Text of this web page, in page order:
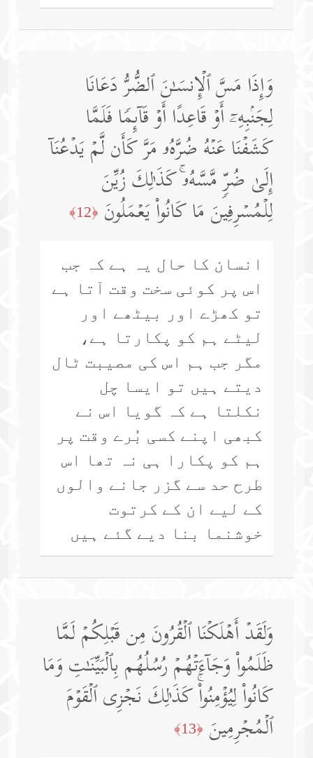
وَإِذَا مَسَّ ٱلۡإِنسَـٰنَ ٱلضُّرُّ دَعَانَا
لِجَنۢبِهِۦۤ أَوۡ قَاعِدًا أَوۡ قَاۤىِٕمࣰا فَلَمَّا
كَشَفۡنَا عَنۡهُ ضُرَّهُۥ مَرَّ كَأَن لَّمۡ یَدۡعُنَاۤ
إِلَىٰ ضُرࣲّ مَّسَّهُۥۚ كَذَ ٰ⁠لِكَ زُیِّنَ
لِلۡمُسۡرِفِینَ مَا كَانُوا۟ یَعۡمَلُونَ ﴿12﴾
انسان کا حال یہ ہے کہ جب
اس پر کوئی سخت وقت آتا ہے
تو کھڑے اور بیٹھے اور
لیٹے ہم کو پکارتا ہے،
مگر جب ہم اس کی مصیبت ٹال
دیتے ہیں تو ایسا چل
نکلتا ہے کہ گویا اس نے
کبھی اپنے کسی بُرے وقت پر
ہم کو پکارا ہی نہ تھا اس
طرح حد سے گزر جانے والوں
کے لیے ان کے کرتوت
خوشنما بنا دیے گئے ہیں
وَلَقَدۡ أَهۡلَكۡنَا ٱلۡقُرُونَ مِن قَبۡلِكُمۡ لَمَّا
ظَلَمُوا۟ وَجَاۤءَتۡهُمۡ رُسُلُهُم بِٱلۡبَیِّنَـٰتِ وَمَا
كَانُوا۟ لِیُؤۡمِنُوا۟ۚ كَذَ ٰ⁠لِكَ نَجۡزِی ٱلۡقَوۡمَ
ٱلۡمُجۡرِمِینَ ﴿13﴾